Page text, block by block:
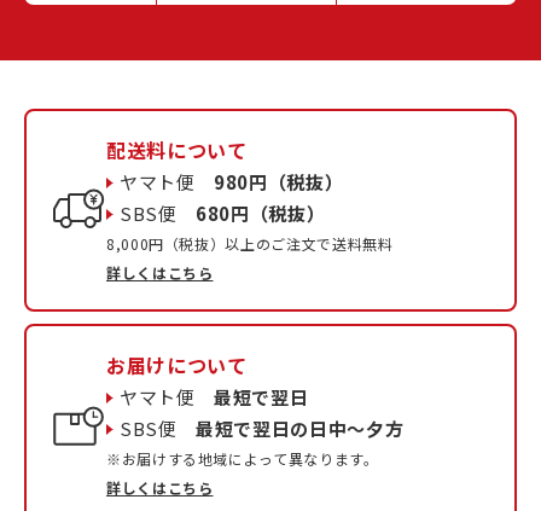
配送料について
ヤマト便 980円（税抜）
SBS便 680円（税抜）
8,000円（税抜）以上のご注文で送料無料
詳しくはこちら
お届けについて
ヤマト便最短で翌日
SBS便最短で翌日の日中〜夕方
※お届けする地域によって異なります。
詳しくはこちら